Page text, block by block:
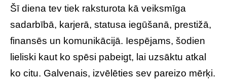
Šī diena tev tiek raksturota kā veiksmīga
sadarbībā, karjerā, statusa iegūšanā, prestižā,
finansēs un komunikācijā. Iespējams, šodien
lieliski kaut ko spēsi pabeigt, lai uzsāktu atkal
ko citu. Galvenais, izvēlēties sev pareizo mērķi.